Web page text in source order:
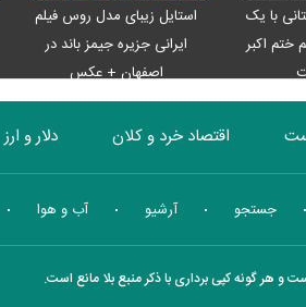
با یک
ختم اکبر
استایل زیبای مدل روس فیلم
ایرانی جزیره جیمز باند در
اصفهان + عکس
اقتصاد خرد و کلان دلار و ارز
بورس انرژی چندرسانه ای جستجو آرشیو آب و هوا